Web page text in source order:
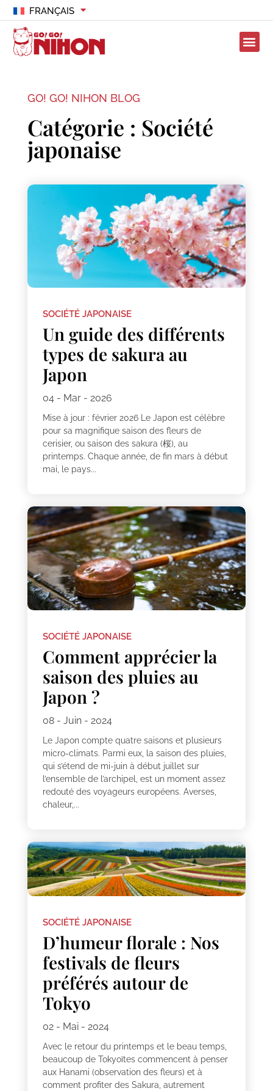
FRANÇAIS
GO! GO! NIHON BLOG
Catégorie : Société
japonaise
SOCIÉTÉ JAPONAISE
Un guide des différents
types de sakura au
Japon
04 - Mar - 2026
Mise à jour : février 2026 Le Japon est célèbre
pour sa magnifique saison des fleurs de
cerisier, ou saison des sakura (桜), au
printemps. Chaque année, de fin mars à début
mai, le pays...
SOCIÉTÉ JAPONAISE
Comment apprécier la
saison des pluies au
Japon ?
08 - Juin - 2024
Le Japon compte quatre saisons et plusieurs
micro-climats. Parmi eux, la saison des pluies,
qui s’étend de mi-juin à début juillet sur
l’ensemble de l’archipel, est un moment assez
redouté des voyageurs européens. Averses,
chaleur,...
SOCIÉTÉ JAPONAISE
D’humeur florale : Nos
festivals de fleurs
préférés autour de
Tokyo
02 - Mai - 2024
Avec le retour du printemps et le beau temps,
beaucoup de Tokyoïtes commencent à penser
aux Hanami (observation des fleurs) et à
comment profiter des Sakura, autrement